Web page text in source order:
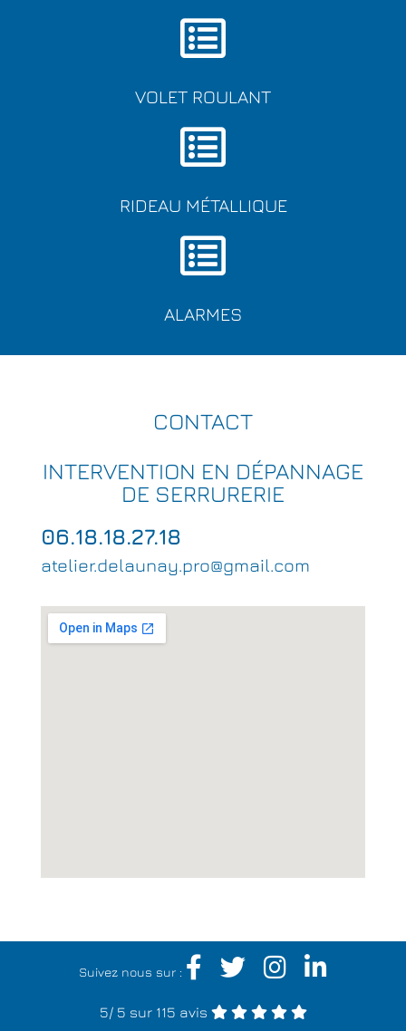
VOLET ROULANT
RIDEAU MÉTALLIQUE
ALARMES
CONTACT
INTERVENTION EN DÉPANNAGE
DE SERRURERIE
06.18.18.27.18
atelier.delaunay.pro@gmail.com
Suivez nous sur :
5/ 5 sur 115 avis